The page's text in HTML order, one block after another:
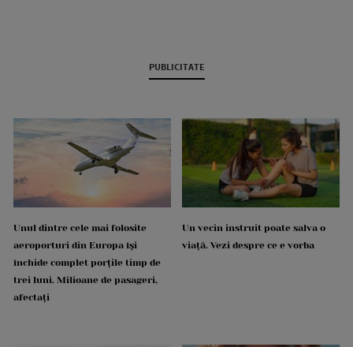
PUBLICITATE
Unul dintre cele mai folosite
aeroporturi din Europa își
închide complet porțile timp de
trei luni. Milioane de pasageri,
afectați
Un vecin instruit poate salva o
viață. Vezi despre ce e vorba